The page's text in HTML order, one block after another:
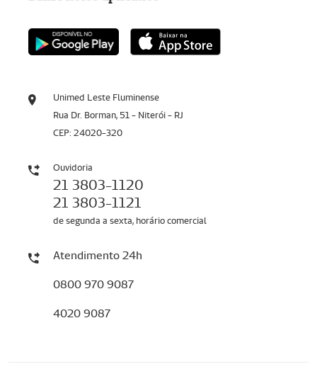
Unimed Leste Fluminense
Rua Dr. Borman, 51 - Niterói - RJ
CEP: 24020-320
Ouvidoria
21 3803-1120
21 3803-1121
de segunda a sexta, horário comercial
Atendimento 24h
0800 970 9087
4020 9087